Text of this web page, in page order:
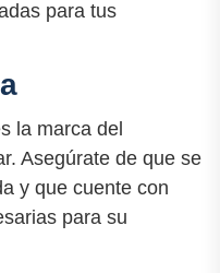
para tus
la marca del
Asegúrate de que se
y que cuente con
para su